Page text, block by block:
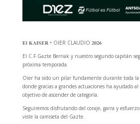
𝐄𝐥 𝐊𝐀𝐈𝐒𝐄𝐑 • OIER CLAUDIO 𝟐𝟎𝟐𝟔
El C.F.Gazte Berriak y nuestro segundo capitán
próxima temporada.
Oier ha sido un pilar fundamente durante toda la
donde gracias a grandes actuaciones ha ayudado
objetivo de ascender de categoría.
Seguiremos disfrutando del coraje, garra y
viste la camiseta del Gazte.